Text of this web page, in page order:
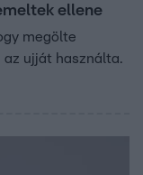
ellene
megölte
ujját használta.